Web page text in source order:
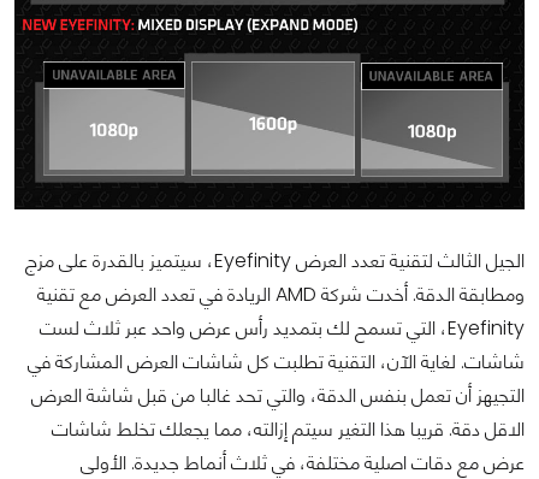
الجيل الثالث لتقنية تعدد العرض Eyefinity، سيتميز بالقدرة على مزج
ومطابقة الدقة. أخدت شركة AMD الريادة في تعدد العرض مع تقنية
Eyefinity، التي تسمح لك بتمديد رأس عرض واحد عبر ثلاث لست
شاشات. لغاية الآن، التقنية تطلبت كل شاشات العرض المشاركة في
التجيهز أن تعمل بنفس الدقة، والتي تحد غالبا من قبل شاشة العرض
الاقل دقة. قريبا هذا التغير سيتم إزالته، مما يجعلك تخلط شاشات
عرض مع دقات اصلية مختلفة، في ثلاث أنماط جديدة. الأولى